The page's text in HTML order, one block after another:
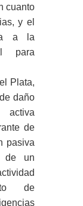
cuanto
y el
a la
para
Plata,
daño
activa
de
pasiva
de un
de